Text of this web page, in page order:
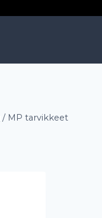
/ MP tarvikkeet